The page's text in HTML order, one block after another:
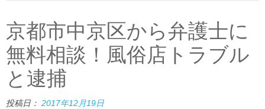
京都市中京区から弁護士に
無料相談！風俗店トラブル
と逮捕
投稿日： 2017年12月19日